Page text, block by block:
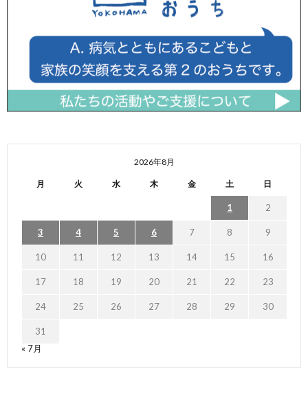
2026年8月
月 火 水 木 金 土 日
1 2
3 4 5 6 7 8 9
10 11 12 13 14 15 16
17 18 19 20 21 22 23
24 25 26 27 28 29 30
31
« 7月